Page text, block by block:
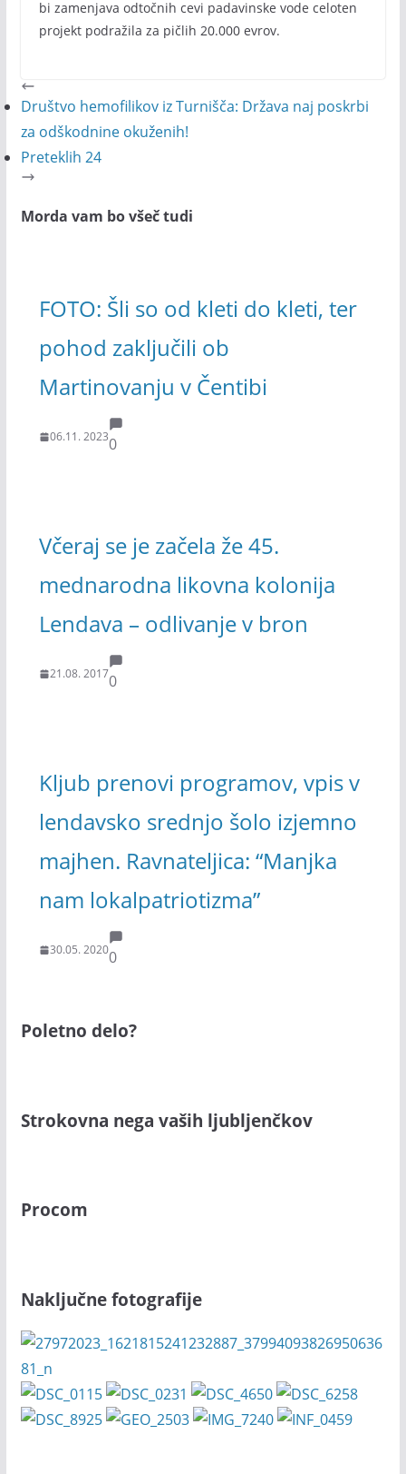
bi zamenjava odtočnih cevi padavinske vode celoten
projekt podražila za pičlih 20.000 evrov.
Društvo hemofilikov iz Turnišča: Država naj poskrbi
za odškodnine okuženih!
Preteklih 24
Morda vam bo všeč tudi
FOTO: Šli so od kleti do kleti, ter
pohod zaključili ob
Martinovanju v Čentibi
06.11. 20230
Včeraj se je začela že 45.
mednarodna likovna kolonija
Lendava – odlivanje v bron
21.08. 20170
Kljub prenovi programov, vpis v
lendavsko srednjo šolo izjemno
majhen. Ravnateljica: “Manjka
nam lokalpatriotizma”
30.05. 20200
Poletno delo?
Strokovna nega vaših ljubljenčkov
Procom
Naključne fotografije